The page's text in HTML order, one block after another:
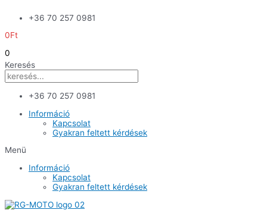
+36 70 257 0981
0Ft
0
Keresés
+36 70 257 0981
Információ
Kapcsolat
Gyakran feltett kérdések
Menü
Információ
Kapcsolat
Gyakran feltett kérdések